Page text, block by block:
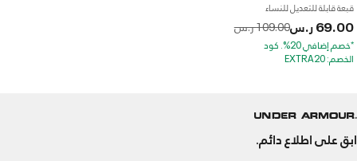
قبعة قابلة للتعديل للنساء
69.00 ر.س Price reduced from
109.00 ر.س to
*خصم إضافي 20%. كود
الخصم: EXTRA20
ابق على اطلاع دائم.